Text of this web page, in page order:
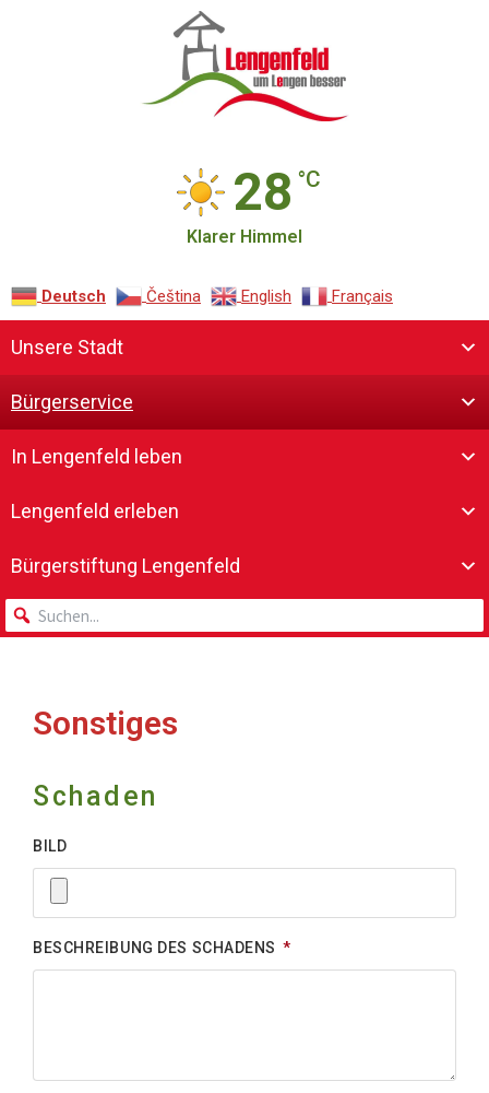
28 °C
Klarer Himmel
Deutsch Čeština‎ English Français
Unsere Stadt
Bürgerservice
In Lengenfeld leben
Lengenfeld erleben
Bürgerstiftung Lengenfeld
Sonstiges
Schaden
BILD
BESCHREIBUNG DES SCHADENS